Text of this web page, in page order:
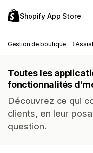
Shopify App Store
Gestion de boutique
Toutes les
fonctionnalités
Découvrez ce qui
clients, en leur
question.